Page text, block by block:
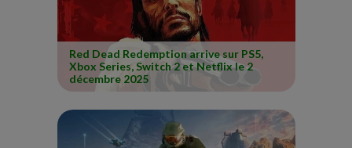
Red Dead Redemption arrive sur PS5,
Xbox Series, Switch 2 et Netflix le 2
décembre 2025